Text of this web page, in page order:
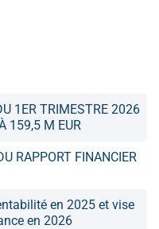
1ER TRIMESTRE 2026
159,5 M EUR
RAPPORT FINANCIER
en 2025 et vise
en 2026